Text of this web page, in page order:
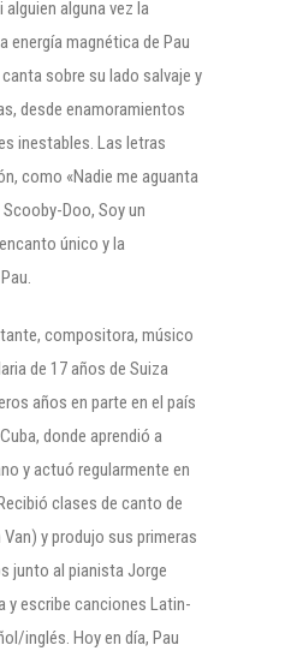
alguna vez la
energía magnética de Pau
sobre su lado salvaje y
desde enamoramientos
inestables. Las letras
como «Nadie me aguanta
Doo, Soy un
único y la
compositora, músico
de 17 años de Suiza
años en parte en el país
donde aprendió a
y actuó regularmente en
clases de canto de
y produjo sus primeras
junto al pianista Jorge
y escribe canciones Latin-
inglés. Hoy en día, Pau